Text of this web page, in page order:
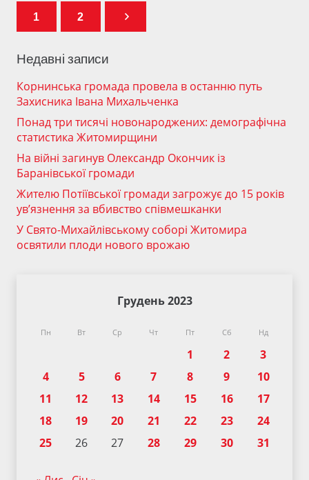
1 2
Недавні записи
Корнинська громада провела в останню путь
Захисника Івана Михальченка
Понад три тисячі новонароджених: демографічна
статистика Житомирщини
На війні загинув Олександр Окончик із
Баранівської громади
Жителю Потіївської громади загрожує до 15 років
ув’язнення за вбивство співмешканки
У Свято-Михайлівському соборі Житомира
освятили плоди нового врожаю
Грудень 2023
Пн Вт Ср Чт Пт Сб Нд
1 2
3
4
5 6 7 8 9
10
11
12 13 14 15 16
17
18
19 20 21 22 23
24
25
26 27 28 29 30 31